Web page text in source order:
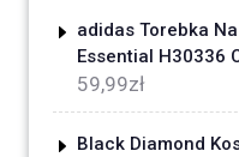
adidas Torebka
Essential H30336
59,99zł
Black Diamond